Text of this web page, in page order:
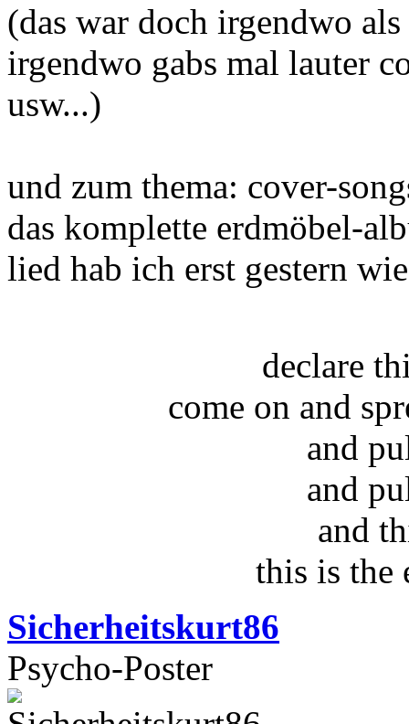
(das war doch irgendwo
irgendwo gabs mal lauter
usw...)
und zum thema: cover-
das komplette erdmöbel-
lied hab ich erst gestern
declare
come on and
and
and
and
this is the
Sicherheitskurt86
Psycho-Poster